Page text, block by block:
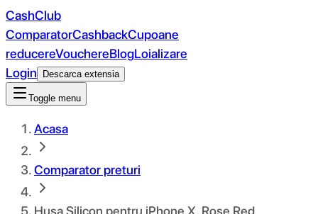
CashClub
ComparatorCashbackCupoane
reducereVouchereBlogLoializare
Login
Descarca extensia
Toggle menu
Acasa
Comparator preturi
Husa Silicon pentru iPhone X, Rose Red